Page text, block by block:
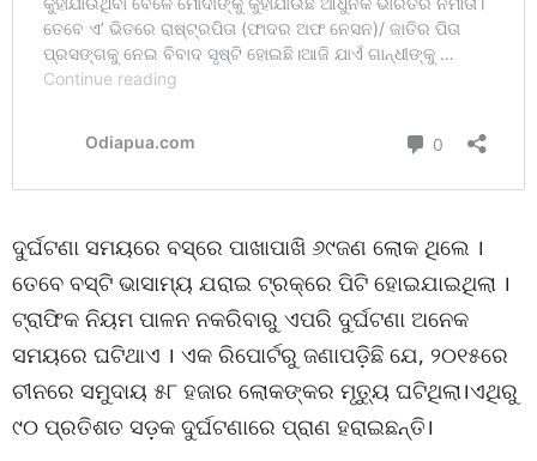
ଦୁର୍ଘଟଣା ସମୟରେ ବସ୍‌ରେ ପାଖାପାଖି ୬୯ଜଣ ଲୋକ ଥିଲେ ।
ତେବେ ବସ୍‌ଟି ଭାସାମ୍ୟ ଯରାଇ ଟ୍ରକ୍‌ରେ ପିଟି ହୋଇଯାଇଥିଲା ।
ଟ୍ରାଫିକ ନିୟମ ପାଳନ ନକରିବାରୁ ଏପରି ଦୁର୍ଘଟଣା ଅନେକ
ସମୟରେ ଘଟିଥାଏ । ଏକ ରିପୋର୍ଟରୁ ଜଣାପଡ଼ିଛି ଯେ, ୨୦୧୫ରେ
ଚୀନରେ ସମୁଦାୟ ୫୮ ହଜାର ଲୋକଙ୍କର ମୃତ୍ୟୁ ଘଟିଥିଲା।ଏଥିରୁ
୯୦ ପ୍ରତିଶତ ସଡ଼କ ଦୁର୍ଘଟଣାରେ ପ୍ରାଣ ହରାଇଛନ୍ତି।